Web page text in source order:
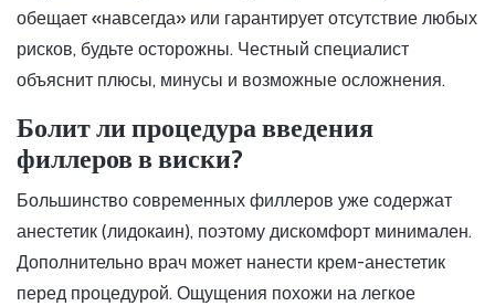
обещает «навсегда» или гарантирует отсутствие любых
рисков, будьте осторожны. Честный специалист
объяснит плюсы, минусы и возможные осложнения.
Болит ли процедура введения
филлеров в виски?
Большинство современных филлеров уже содержат
анестетик (лидокаин), поэтому дискомфорт минимален.
Дополнительно врач может нанести крем-анестетик
перед процедурой. Ощущения похожи на легкое